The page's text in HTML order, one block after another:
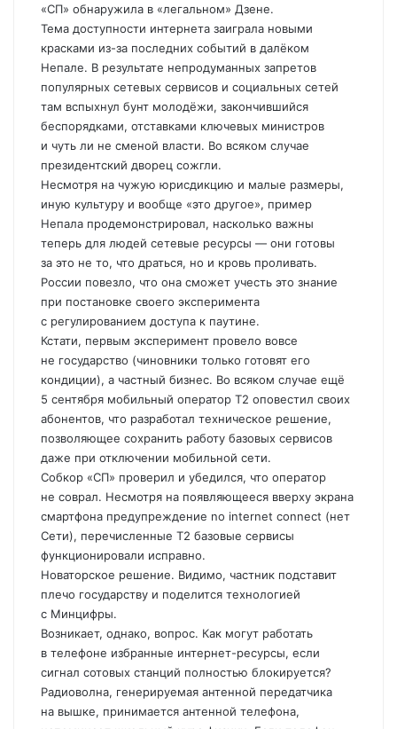
«СП» обнаружила в «легальном» Дзене.
Тема доступности интернета заиграла новыми
красками из-за последних событий в далёком
Непале. В результате непродуманных запретов
популярных сетевых сервисов и социальных сетей
там вспыхнул бунт молодёжи, закончившийся
беспорядками, отставками ключевых министров
и чуть ли не сменой власти. Во всяком случае
президентский дворец сожгли.
Несмотря на чужую юрисдикцию и малые размеры,
иную культуру и вообще «это другое», пример
Непала продемонстрировал, насколько важны
теперь для людей сетевые ресурсы — они готовы
за это не то, что драться, но и кровь проливать.
России повезло, что она сможет учесть это знание
при постановке своего эксперимента
с регулированием доступа к паутине.
Кстати, первым эксперимент провело вовсе
не государство (чиновники только готовят его
кондиции), а частный бизнес. Во всяком случае ещё
5 сентября мобильный оператор Т2 оповестил своих
абонентов, что разработал техническое решение,
позволяющее сохранить работу базовых сервисов
даже при отключении мобильной сети.
Собкор «СП» проверил и убедился, что оператор
не соврал. Несмотря на появляющееся вверху экрана
смартфона предупреждение no internet connect (нет
Сети), перечисленные Т2 базовые сервисы
функционировали исправно.
Новаторское решение. Видимо, частник подставит
плечо государству и поделится технологией
с Минцифры.
Возникает, однако, вопрос. Как могут работать
в телефоне избранные интернет-ресурсы, если
сигнал сотовых станций полностью блокируется?
Радиоволна, генерируемая антенной передатчика
на вышке, принимается антенной телефона,